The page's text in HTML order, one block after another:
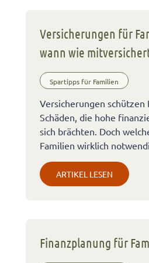
Versicherungen für
wann wie
Spartipps für Familien
Versicherungen schützen
Schäden, die hohe
sich brächten. Doch
Familien wirklich
ARTIKEL LESEN
Finanzplanung für